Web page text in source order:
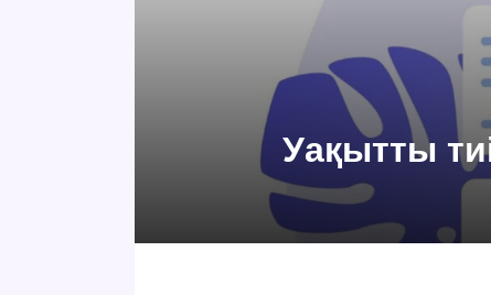
Уақытты